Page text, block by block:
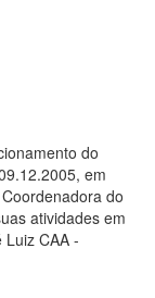
do
em
do
atividades em
CAA -